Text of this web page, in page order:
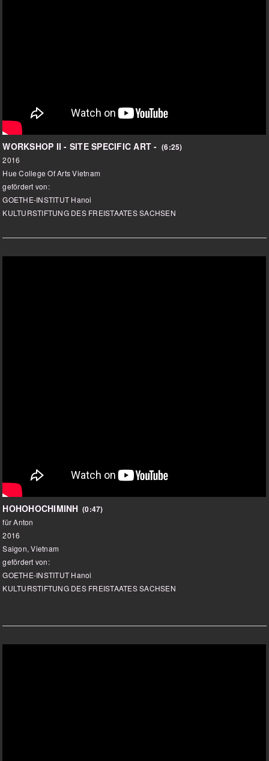
WORKSHOP II - SITE SPECIFIC ART - (6:25)
2016
Hue College Of Arts Vietnam
gefördert von:
GOETHE-INSTITUT Hanoi
KULTURSTIFTUNG DES FREISTAATES SACHSEN
HOHOHOCHIMINH (0:47)
für Anton
2016
Saigon, Vietnam
gefördert von:
GOETHE-INSTITUT Hanoi
KULTURSTIFTUNG DES FREISTAATES SACHSEN